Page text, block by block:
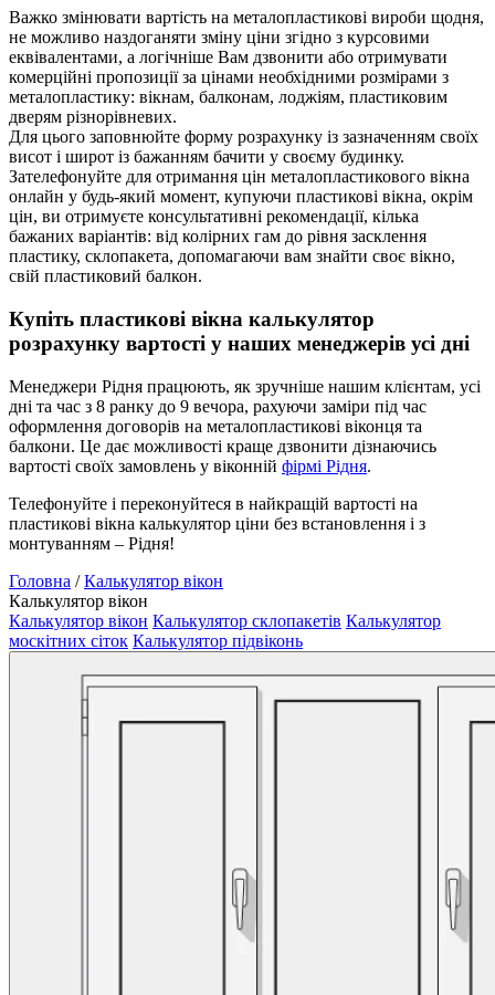
Важко змінювати вартість на металопластикові вироби щодня,
не можливо наздоганяти зміну ціни згідно з курсовими
еквівалентами, а логічніше Вам дзвонити або отримувати
комерційні пропозиції за цінами необхідними розмірами з
металопластику: вікнам, балконам, лоджіям, пластиковим
дверям різнорівневих.
Для цього заповнюйте форму розрахунку із зазначенням своїх
висот і широт із бажанням бачити у своєму будинку.
Зателефонуйте для отримання цін металопластикового вікна
онлайн у будь-який момент, купуючи пластикові вікна, окрім
цін, ви отримуєте консультативні рекомендації, кілька
бажаних варіантів: від колірних гам до рівня засклення
пластику, склопакета, допомагаючи вам знайти своє вікно,
свій пластиковий балкон.
Купіть пластикові вікна калькулятор
розрахунку вартості у наших менеджерів усі дні
Менеджери Рідня працюють, як зручніше нашим клієнтам, усі
дні та час з 8 ранку до 9 вечора, рахуючи заміри під час
оформлення договорів на металопластикові віконця та
балкони. Це дає можливості краще дзвонити дізнаючись
вартості своїх замовлень у віконній фірмі Рідня.
Телефонуйте і переконуйтеся в найкращій вартості на
пластикові вікна калькулятор ціни без встановлення і з
монтуванням – Рідня!
Головна / Калькулятор вікон
Калькулятор вікон
Калькулятор вікон Калькулятор склопакетів Калькулятор
москітних сіток Калькулятор підвіконь